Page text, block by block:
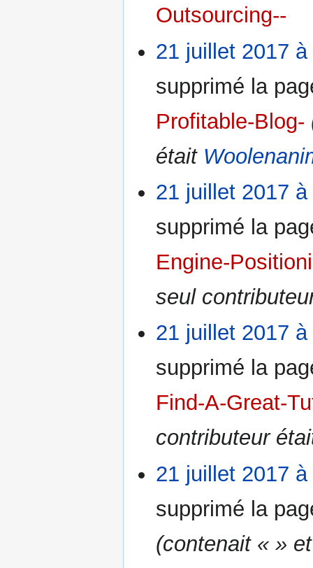
Outsourcing--
21 juillet 2017 à
supprimé la
Profitable-Blog-
était
21 juillet 2017 à
supprimé la
Engine-
seul
21 juillet 2017 à
supprimé la
Find-A-Great-
contributeur
21 juillet 2017 à
supprimé la
(contenait « »